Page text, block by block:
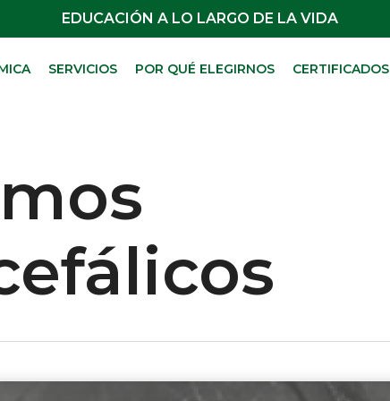
EDUCACIÓN A LO LARGO DE LA VIDA
SERVICIOS POR QUÉ ELEGIRNOS CERTIFICADOS